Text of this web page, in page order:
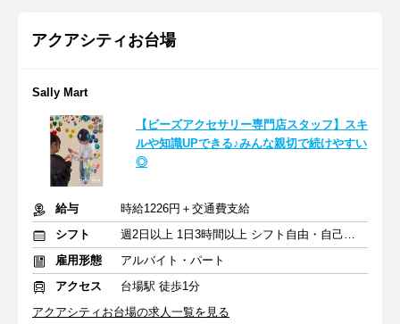
アクアシティお台場
Sally Mart
【ビーズアクセサリー専門店スタッフ】スキ
ルや知識UPできる♪みんな親切で続けやすい
◎
給与
時給1226円＋交通費支給
シフト
週2日以上 1日3時間以上 シフト自由・自己申告
雇用形態
アルバイト・パート
アクセス
台場駅 徒歩1分
アクアシティお台場の求人一覧を見る